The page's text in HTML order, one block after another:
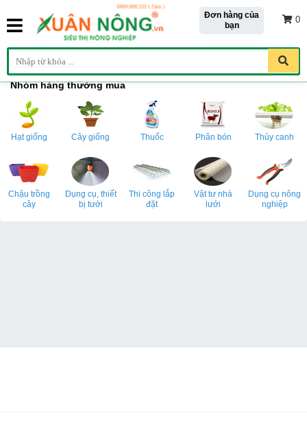
Đơn hàng của
bạn
0
Nhóm hàng thường mua
Hạt giống Cây giống Thuốc Phân bón Thủy canh
Chậu trồng
cây
Dụng cụ, thiết
bị tưới
Thi công lắp
đặt
Vật tư nhà
lưới
Dụng cụ nông
nghiệp